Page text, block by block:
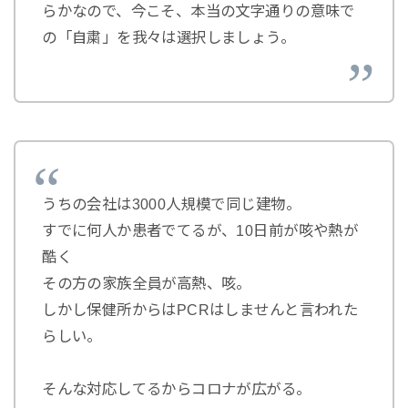
らかなので、今こそ、本当の文字通りの意味で
の「自粛」を我々は選択しましょう。
うちの会社は3000人規模で同じ建物。
すでに何人か患者でてるが、10日前が咳や熱が
酷く
その方の家族全員が高熱、咳。
しかし保健所からはPCRはしませんと言われた
らしい。
そんな対応してるからコロナが広がる。